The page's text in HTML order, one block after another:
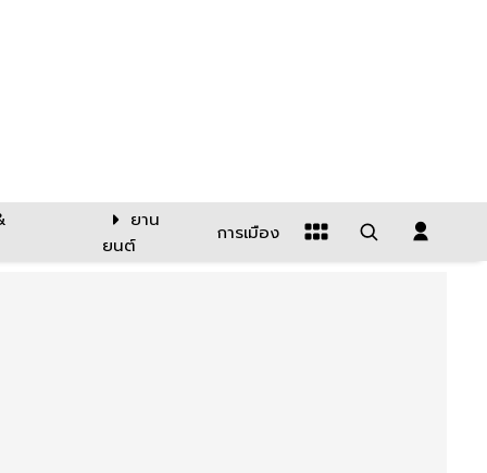
ยาน
ยนต์
การเมือง